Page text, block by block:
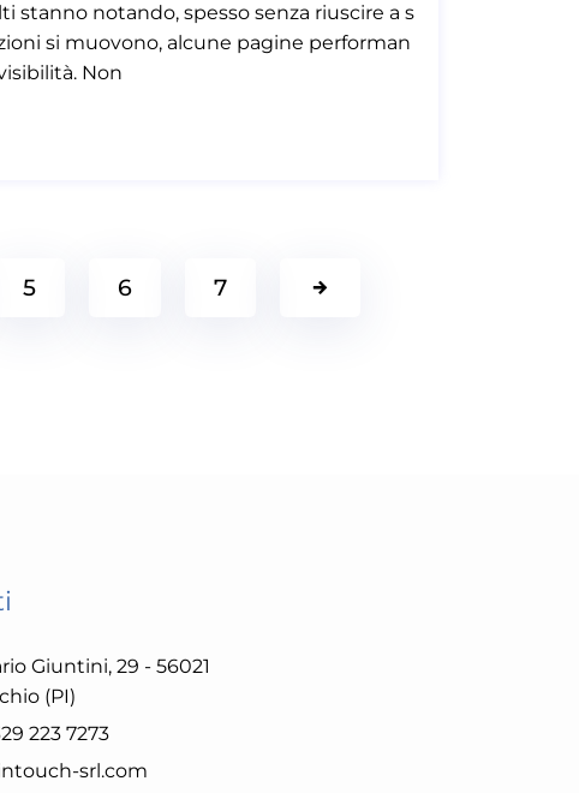
stanno notando, spesso senza riuscire a s
si muovono, alcune pagine performan
Non
5 6 7
Giuntini, 29 - 56021
(PI)
223 7273
srl.com